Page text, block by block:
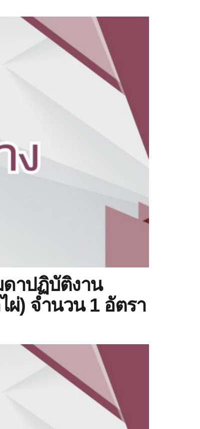
ดาปฏิบัติงาน
ผ่) จำนวน 1 อัตรา